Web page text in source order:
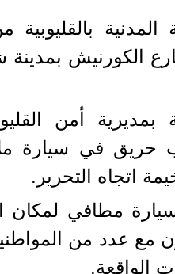
المدنية
الكورنيش
بمديرية أمن
حريق في سيارة
اتجاه التحرير.
مطافي لمكان
مع عدد من
الواقعة.